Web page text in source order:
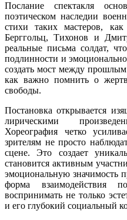
Послание спектакля
поэтическом наследии
стихи таких мастеров,
Берггольц, Тихонов и
реальные письма солдат,
подлинности и
создать мост между
как важно помнить о
свободы.
Постановка открывается
лирическими
Хореография четко
зрителям не просто
сцене. Это создает
становится активным
эмоциональную значимость
форма взаимодействия
воспринимать не только
и его глубокий социальный